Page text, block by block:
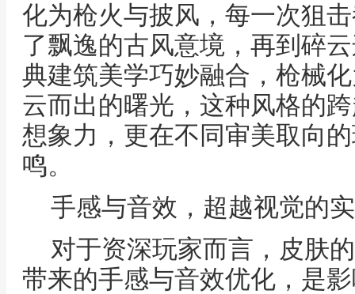
化为枪火与披风，每一次狙
了飘逸的古风意境，再到碎
典建筑美学巧妙融合，枪械
云而出的曙光，这种风格的
想象力，更在不同审美取向
鸣。
手感与音效，超越视觉的
对于资深玩家而言，皮肤
带来的手感与音效优化，是